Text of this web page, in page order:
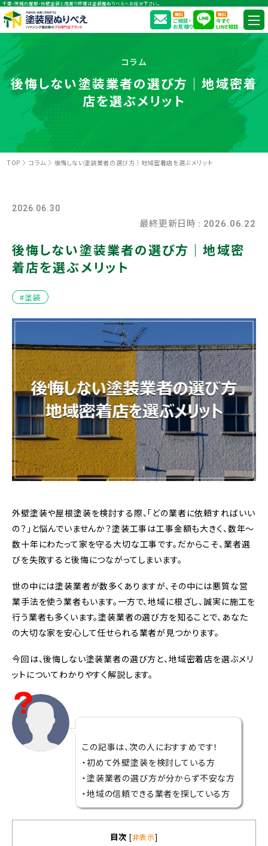
千葉・茨城の屋根・外壁塗装と雨漏り修理は塗装屋ぬりべえへお任せ下さい。
無料
ご相談・
お見積り
無料
今すぐ
LINE相談
コラム
後悔しない塗装業者の選び方｜地域密着
店を選ぶメリット
TOP コラム 後悔しない塗装業者の選び方｜地域密着店を選ぶメリット
2026.06.30
最終更新日時 : 2026.06.22
後悔しない塗装業者の選び方｜地域密
着店を選ぶメリット
#塗装
外壁塗装や屋根塗装を検討する際、「どの業者に依頼すればいい
の？」と悩んでいませんか？塗装工事は工事金額も大きく、数年〜
数十年にわたって家を守る大切な工事です。だからこそ、業者選
びを失敗すると後悔につながってしまいます。
世の中には塗装業者が数多くありますが、その中には悪質な営
業手法を使う業者もいます。一方で、地域に根ざし、誠実に施工を
行う業者も多くいます。塗装業者の選び方を知ることで、あなた
の大切な家を安心して任せられる業者が見つかります。
今回は、後悔しない塗装業者の選び方と、地域密着店を選ぶメリ
ットについてわかりやすく解説します。
この記事は、次の人におすすめです！
・初めて外壁塗装を検討している方
・塗装業者の選び方が分からず不安な方
・地域の信頼できる業者を探している方
目次 [非表示]